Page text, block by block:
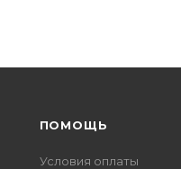
ПОМОЩЬ
Условия оплаты